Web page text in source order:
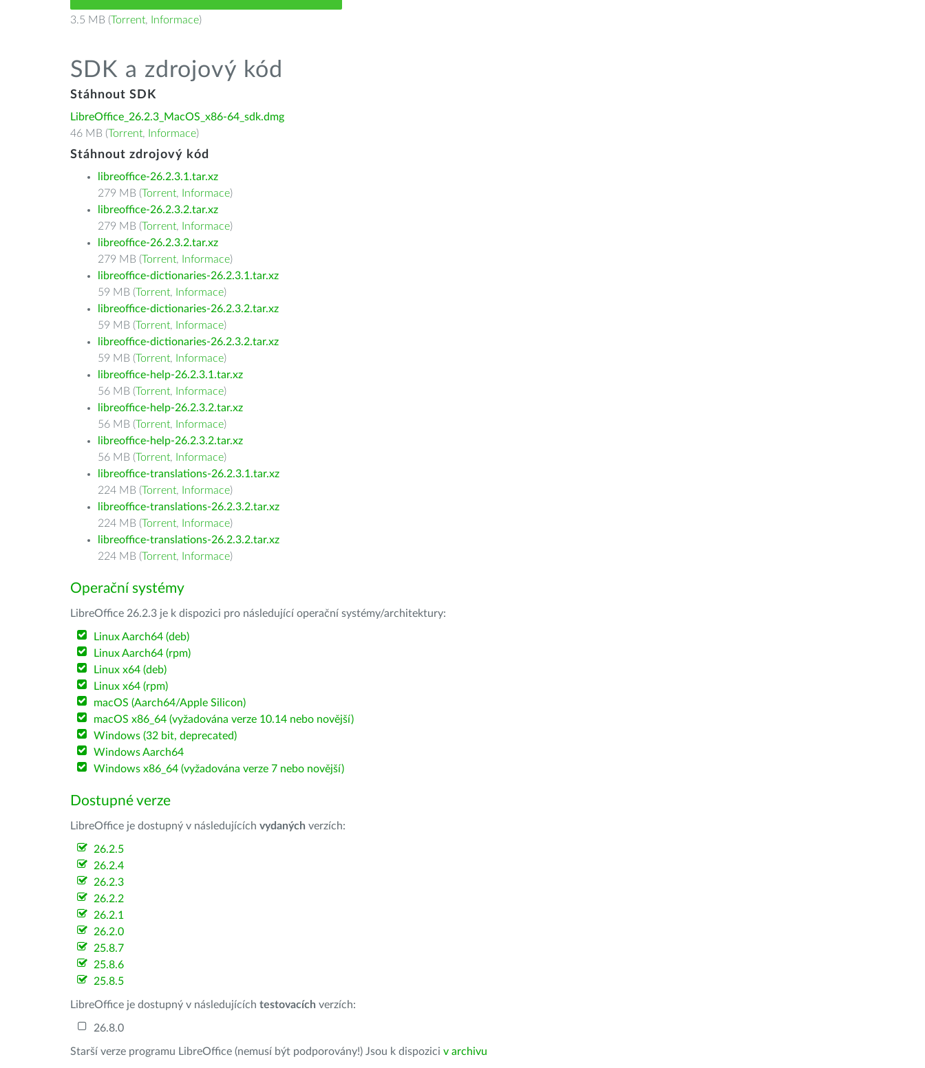
3.5 MB (Torrent, Informace)
SDK a zdrojový kód
Stáhnout SDK
LibreOffice_26.2.3_MacOS_x86-64_sdk.dmg
46 MB (Torrent, Informace)
Stáhnout zdrojový kód
libreoffice-26.2.3.1.tar.xz
279 MB (Torrent, Informace)
libreoffice-26.2.3.2.tar.xz
279 MB (Torrent, Informace)
libreoffice-26.2.3.2.tar.xz
279 MB (Torrent, Informace)
libreoffice-dictionaries-26.2.3.1.tar.xz
59 MB (Torrent, Informace)
libreoffice-dictionaries-26.2.3.2.tar.xz
59 MB (Torrent, Informace)
libreoffice-dictionaries-26.2.3.2.tar.xz
59 MB (Torrent, Informace)
libreoffice-help-26.2.3.1.tar.xz
56 MB (Torrent, Informace)
libreoffice-help-26.2.3.2.tar.xz
56 MB (Torrent, Informace)
libreoffice-help-26.2.3.2.tar.xz
56 MB (Torrent, Informace)
libreoffice-translations-26.2.3.1.tar.xz
224 MB (Torrent, Informace)
libreoffice-translations-26.2.3.2.tar.xz
224 MB (Torrent, Informace)
libreoffice-translations-26.2.3.2.tar.xz
224 MB (Torrent, Informace)
Operační systémy
LibreOffice 26.2.3 je k dispozici pro následující operační systémy/architektury:
Linux Aarch64 (deb)
Linux Aarch64 (rpm)
Linux x64 (deb)
Linux x64 (rpm)
macOS (Aarch64/Apple Silicon)
macOS x86_64 (vyžadována verze 10.14 nebo novější)
Windows (32 bit, deprecated)
Windows Aarch64
Windows x86_64 (vyžadována verze 7 nebo novější)
Dostupné verze
LibreOffice je dostupný v následujících vydaných verzích:
26.2.5
26.2.4
26.2.3
26.2.2
26.2.1
26.2.0
25.8.7
25.8.6
25.8.5
LibreOffice je dostupný v následujících testovacích verzích:
26.8.0
Starší verze programu LibreOffice (nemusí být podporovány!) Jsou k dispozici v archivu